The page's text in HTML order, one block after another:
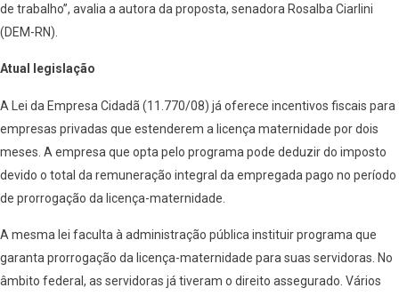
de trabalho”, avalia a autora da proposta, senadora Rosalba Ciarlini
(DEM-RN).
Atual legislação
A Lei da Empresa Cidadã (11.770/08) já oferece incentivos fiscais para
empresas privadas que estenderem a licença maternidade por dois
meses. A empresa que opta pelo programa pode deduzir do imposto
devido o total da remuneração integral da empregada pago no período
de prorrogação da licença-maternidade.
A mesma lei faculta à administração pública instituir programa que
garanta prorrogação da licença-maternidade para suas servidoras. No
âmbito federal, as servidoras já tiveram o direito assegurado. Vários